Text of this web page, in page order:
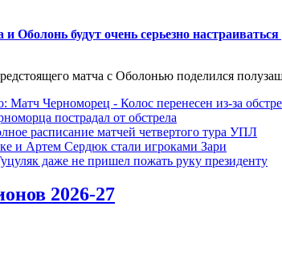
Оболонь будут очень серьезно настраиваться
матча с Оболонью поделился
Матч Черноморец - Колос перенесен из-за
пострадал от обстрела
расписание матчей четвертого тура УПЛ
и Артем Сердюк стали игроками Зари
даже не пришел пожать руку президенту
2026-27